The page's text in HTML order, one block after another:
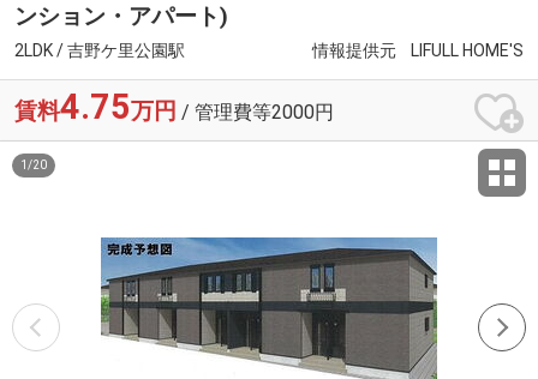
ンション・アパート)
2LDK / 吉野ケ里公園駅 情報提供元 LIFULL HOME'S
賃料4.75万円 / 管理費等2000円
1 /20